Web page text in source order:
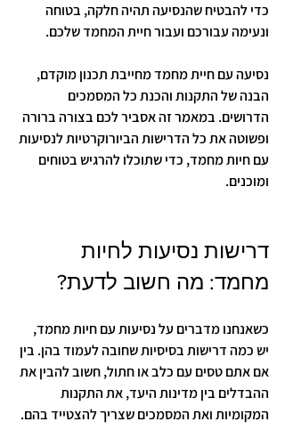
כדי להבטיח שהנסיעה תהיה חלקה, בטוחה
ונעימה עבורכם ועבור חיית המחמד שלכם.
נסיעה עם חיית מחמד מחייבת תכנון מוקדם,
הבנה של התקנות והכנת כל המסמכים
הדרושים. במאמר זה אסביר לכם בצורה ברורה
ופשוטה את כל הדרישות הביורוקרטיות לנסיעות
עם חיות מחמד, כדי שתוכלו להרגיש בטוחים
ומוכנים.
דרישות נסיעות לחיות
מחמד: מה חשוב לדעת?
כשאנחנו מדברים על נסיעות עם חיות מחמד,
יש כמה דרישות בסיסיות שחובה לעמוד בהן. בין
אם אתם טסים עם כלב או חתול, חשוב להבין את
ההבדלים בין מדינות היעד, את התקנות
המקומיות ואת המסמכים שצריך להצטייד בהם.